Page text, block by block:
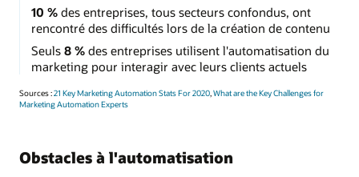
10 %des entreprises, tous secteurs confondus, ont
rencontré des difficultés lors de la création de contenu
Seuls 8 %des entreprises utilisent l'automatisation du
marketing pour interagir avec leurs clients actuels
Sources :21 Key Marketing Automation Stats For 2020,What are the Key Challenges for
Marketing Automation Experts
Obstacles à l'automatisation